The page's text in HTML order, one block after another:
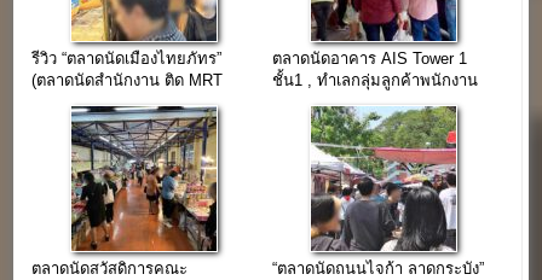
รีวิว “ตลาดนัดเมืองไทยภัทร”
(ตลาดนัดสำนักงาน ติด MRT
ตลาดนัดอาคาร AIS Tower 1
ชั้น1 , ทำเลกลุ่มลูกค้าพนักงาน
ตลาดนัดสวัสดิการคณะ
“ตลาดนัดถนนไจก้า ลาดกระบัง”